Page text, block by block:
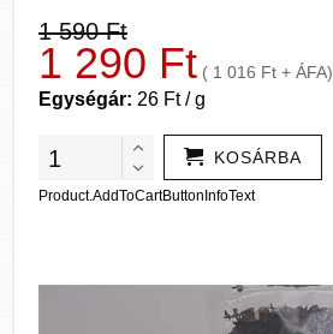
1 590 Ft
1 290 Ft ( 1 016 Ft + ÁFA)
Egységár: 26 Ft / g
KOSÁRBA
Product.AddToCartButtonInfoText